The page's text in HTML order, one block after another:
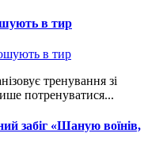
в тир
тренування зі
потренуватися...
забіг «Шаную воїнів,